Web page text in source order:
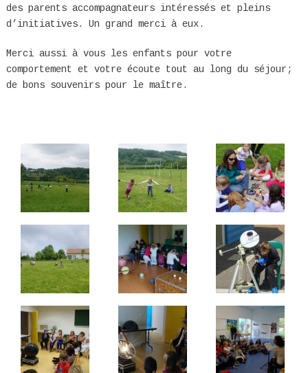
des parents accompagnateurs intéressés et pleins
d’initiatives. Un grand merci à eux.
Merci aussi à vous les enfants pour votre
comportement et votre écoute tout au long du séjour;
de bons souvenirs pour le maître.